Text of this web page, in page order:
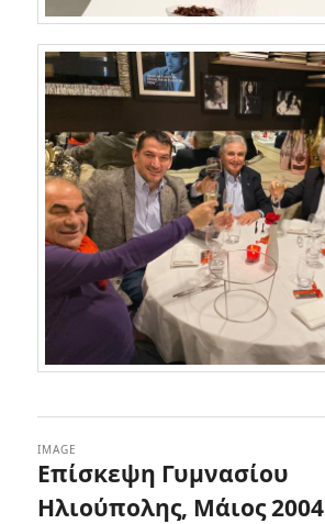
Επίσκεψη Γυμνασίου
Ηλιούπολης, Μάιος 2004
IMAGE